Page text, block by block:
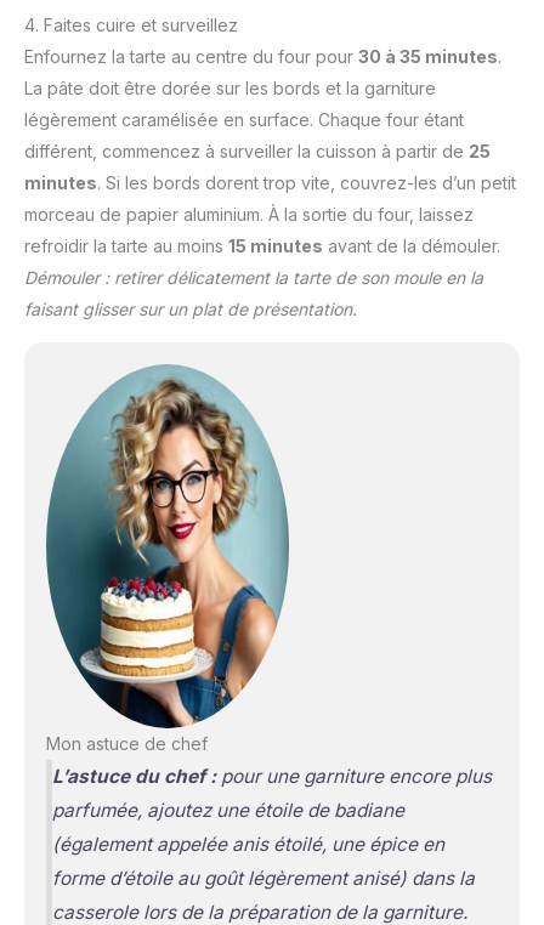
4. Faites cuire et surveillez
Enfournez la tarte au centre du four pour 30 à 35 minutes.
La pâte doit être dorée sur les bords et la garniture
légèrement caramélisée en surface. Chaque four étant
différent, commencez à surveiller la cuisson à partir de 25
minutes. Si les bords dorent trop vite, couvrez-les d’un petit
morceau de papier aluminium. À la sortie du four, laissez
refroidir la tarte au moins 15 minutes avant de la démouler.
Démouler : retirer délicatement la tarte de son moule en la
faisant glisser sur un plat de présentation.
Mon astuce de chef
L’astuce du chef :pour une garniture encore plus
parfumée, ajoutez une étoile de badiane
(également appelée anis étoilé, une épice en
forme d’étoile au goût légèrement anisé)dans la
casserole lors de la préparation de la garniture.